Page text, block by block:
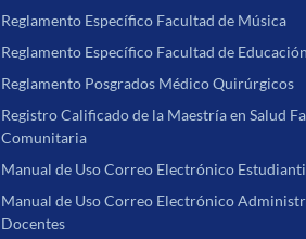
Reglamento Específico Facultad de Música
Reglamento Específico Facultad de Educación
Reglamento Posgrados Médico Quirúrgicos
Registro Calificado de la Maestría en Salud
Comunitaria
Manual de Uso Correo Electrónico
Manual de Uso Correo Electrónico
Docentes